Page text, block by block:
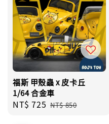
福斯 甲殼蟲 x 皮卡丘
1/64 合金車
Sale
NT$ 725 Regular
NT$ 850